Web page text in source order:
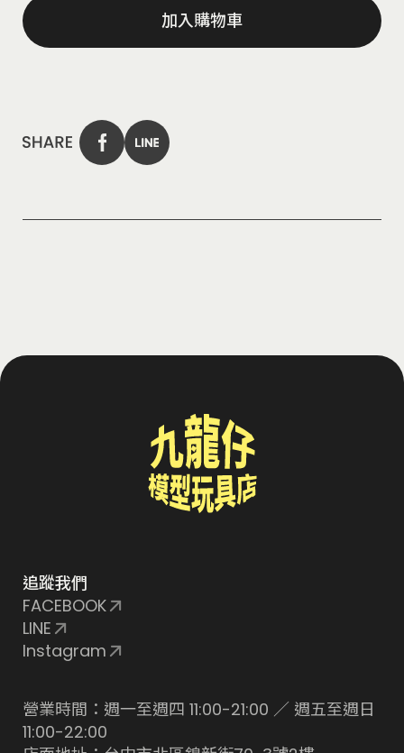
加入購物車
追蹤我們
FACEBOOK
LINE
Instagram
營業時間：週一至週四 11:00-21:00 ／ 週五至週日
11:00-22:00